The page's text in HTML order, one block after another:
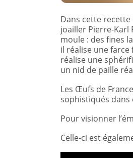
Dans cette recette
joailler Pierre-Karl
moule : des fines
il réalise une farce
réalise une
un nid de paille
Les Œufs de
sophistiqués dans
Pour visionner
Celle-ci est